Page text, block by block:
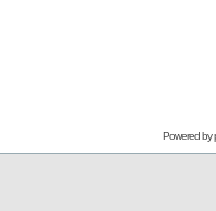
Powered by